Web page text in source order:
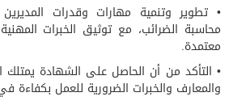
• تطوير وتنمية مهارات وقدرات
محاسبة الضرائب، مع توثيق الخبرات
معتمدة.
• التأكد من أن الحاصل على الشهادة يمتلك
والمعارف والخبرات الضرورية للعمل بكفاءة